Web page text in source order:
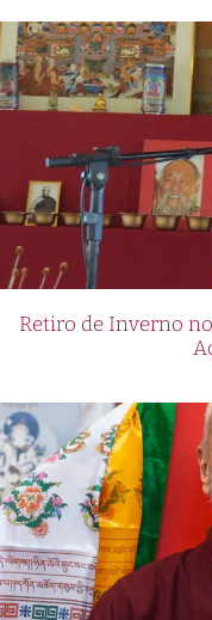
Retiro de Inverno